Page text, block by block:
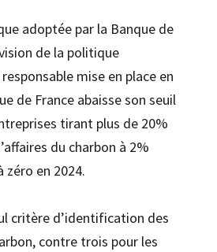
adoptée par la Banque de
de la politique
mise en place en
de France abaisse son seuil
tirant plus de 20%
du charbon à 2%
zéro en 2024.
critère d’identification des
contre trois pour les